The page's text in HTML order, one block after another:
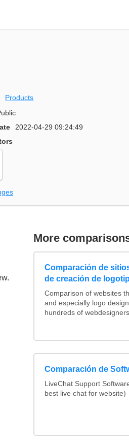
Products
2022-04-29 09:24:49
More
Comparación de
de creación de
Comparison of websites
and especially logo
hundreds of
Comparación de
LiveChat Support
best live chat for website)